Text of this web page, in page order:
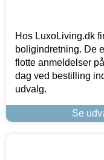
Hos LuxoLiving.dk
boligindretning. De
flotte anmeldelser
dag ved bestilling
udvalg.
Se